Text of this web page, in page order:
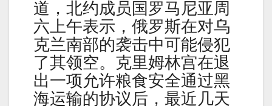
道，北约成员国罗马尼亚周
六上午表示，俄罗斯在对乌
克兰南部的袭击中可能侵犯
了其领空。克里姆林宫在退
出一项允许粮食安全通过黑
海运输的协议后，最近几天